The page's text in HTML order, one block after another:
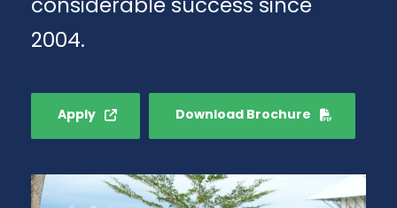
2004.
Apply Download Brochure